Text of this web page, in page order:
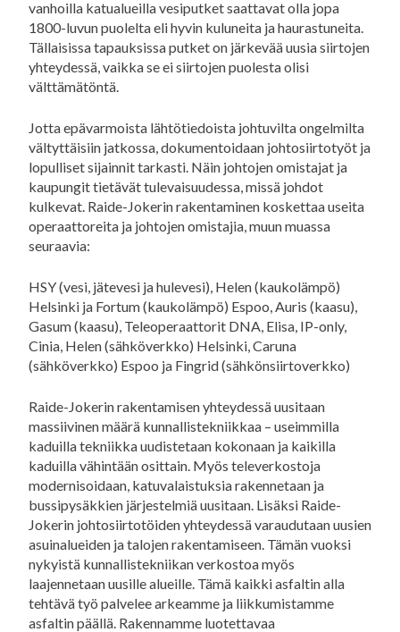
vanhoilla katualueilla vesiputket saattavat olla jopa
1800-luvun puolelta eli hyvin kuluneita ja haurastuneita.
Tällaisissa tapauksissa putket on järkevää uusia siirtojen
yhteydessä, vaikka se ei siirtojen puolesta olisi
välttämätöntä.
Jotta epävarmoista lähtötiedoista johtuvilta ongelmilta
vältyttäisiin jatkossa, dokumentoidaan johtosiirtotyöt ja
lopulliset sijainnit tarkasti. Näin johtojen omistajat ja
kaupungit tietävät tulevaisuudessa, missä johdot
kulkevat. Raide-Jokerin rakentaminen koskettaa useita
operaattoreita ja johtojen omistajia, muun muassa
seuraavia:
HSY (vesi, jätevesi ja hulevesi), Helen (kaukolämpö)
Helsinki ja Fortum (kaukolämpö) Espoo, Auris (kaasu),
Gasum (kaasu), Teleoperaattorit DNA, Elisa, IP-only,
Cinia, Helen (sähköverkko) Helsinki, Caruna
(sähköverkko) Espoo ja Fingrid (sähkönsiirtoverkko)
Raide-Jokerin rakentamisen yhteydessä uusitaan
massiivinen määrä kunnallistekniikkaa – useimmilla
kaduilla tekniikka uudistetaan kokonaan ja kaikilla
kaduilla vähintään osittain. Myös televerkostoja
modernisoidaan, katuvalaistuksia rakennetaan ja
bussipysäkkien järjestelmiä uusitaan. Lisäksi Raide-
Jokerin johtosiirtotöiden yhteydessä varaudutaan uusien
asuinalueiden ja talojen rakentamiseen. Tämän vuoksi
nykyistä kunnallistekniikan verkostoa myös
laajennetaan uusille alueille. Tämä kaikki asfaltin alla
tehtävä työ palvelee arkeamme ja liikkumistamme
asfaltin päällä. Rakennamme luotettavaa